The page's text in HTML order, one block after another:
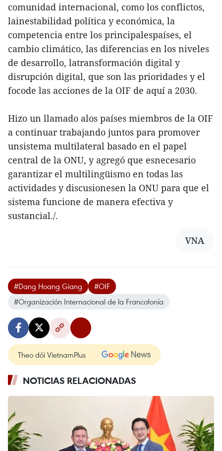
comunidad internacional, como los conflictos,
lainestabilidad política y económica, la
competencia entre los principalespaíses, el
cambio climático, las diferencias en los niveles
de desarrollo, latransformación digital y
disrupción digital, que son las prioridades y el
focode las acciones de la OIF de aquí a 2030.
Hizo un llamado alos países miembros de la OIF
a continuar trabajando juntos para promover
unsistema multilateral basado en el papel
central de la ONU, y agregó que esnecesario
garantizar el multilingüismo en todas las
actividades y discusionesen la ONU para que el
sistema funcione de manera efectiva y
sustancial./.
VNA
#Dang Hoang Giang
#OIF
#Organización Internacional de la Francofonía
Theo dõi VietnamPlus
NOTICIAS RELACIONADAS